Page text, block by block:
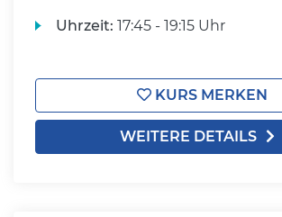
Uhrzeit: 17:45 - 19:15 Uhr
KURS MERKEN
WEITERE DETAILS